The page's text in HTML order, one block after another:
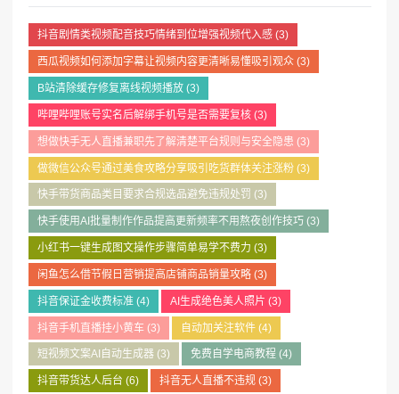
抖音剧情类视频配音技巧情绪到位增强视频代入感(3)
西瓜视频如何添加字幕让视频内容更清晰易懂吸引观众(3)
B站清除缓存修复离线视频播放(3)
哔哩哔哩账号实名后解绑手机号是否需要复核(3)
想做快手无人直播兼职先了解清楚平台规则与安全隐患 (3)
做微信公众号通过美食攻略分享吸引吃货群体关注涨粉(3)
快手带货商品类目要求合规选品避免违规处罚 (3)
快手使用AI批量制作作品提高更新频率不用熬夜创作技巧 (3)
小红书一键生成图文操作步骤简单易学不费力 (3)
闲鱼怎么借节假日营销提高店铺商品销量攻略(3)
抖音保证金收费标准(4) AI生成绝色美人照片 (3)
抖音手机直播挂小黄车(3) 自动加关注软件 (4)
短视频文案AI自动生成器(3) 免费自学电商教程 (4)
抖音带货达人后台 (6) 抖音无人直播不违规 (3)